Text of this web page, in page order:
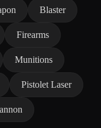
Blaster
Firearms
Munitions
Pistolet Laser